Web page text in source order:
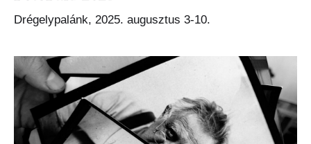
Drégelypalánk, 2025. augusztus 3-10.